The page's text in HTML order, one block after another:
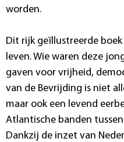
worden.
Dit rijk geïllustreerde
leven. Wie waren deze
gaven voor vrijheid,
van de Bevrijding is niet
maar ook een levend
Atlantische banden
Dankzij de inzet van